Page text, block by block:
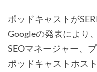
ポッドキャストが
Googleの発表により
SEOマネージャー、
ポッドキャストホス